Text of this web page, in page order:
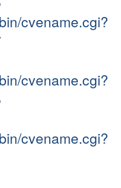
cvename.cgi?
cvename.cgi?
cvename.cgi?